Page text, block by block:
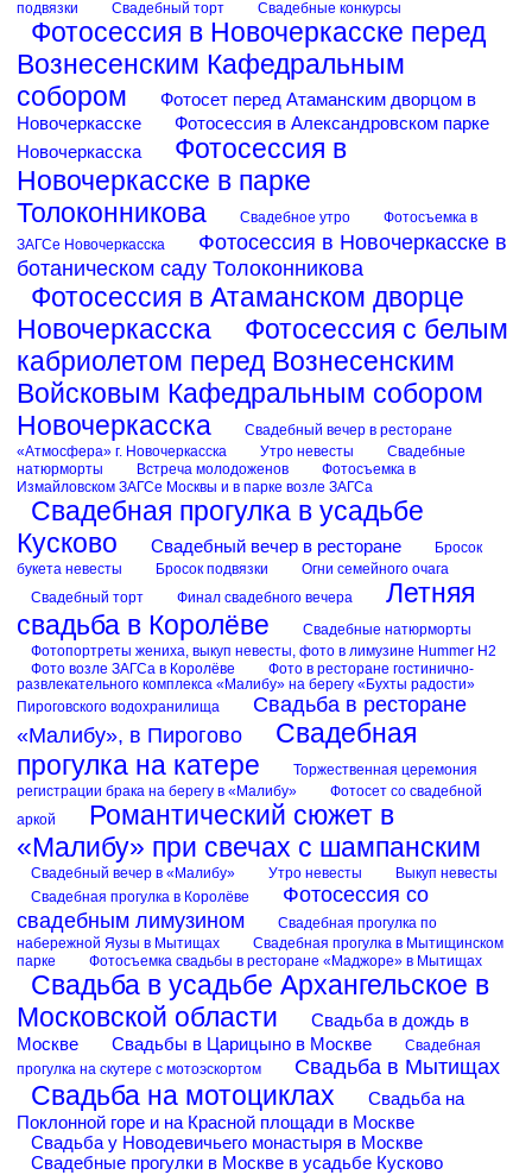
подвязки
Свадебный торт Свадебные конкурсы
Фотосессия в Новочеркасске перед
Вознесенским Кафедральным
собором
Фотосет перед Атаманским дворцом в
Новочеркасске
Фотосессия в Александровском парке
Новочеркасска
Фотосессия в
Новочеркасске в парке
Толоконникова
Свадебное утро
Фотосъемка в
ЗАГСе Новочеркасска
Фотосессия в Новочеркасске в
ботаническом саду Толоконникова
Фотосессия в Атаманском дворце
Новочеркасска
Фотосессия с белым
кабриолетом перед Вознесенским
Войсковым Кафедральным собором
Новочеркасска
Свадебный вечер в ресторане
«Атмосфера» г. Новочеркасска
Утро невесты
Свадебные
натюрморты
Встреча молодоженов
Фотосъемка в
Измайловском ЗАГСе Москвы и в парке возле ЗАГСа
Свадебная прогулка в усадьбе
Кусково
Свадебный вечер в ресторане
Бросок
букета невесты
Бросок подвязки
Огни семейного очага
Свадебный торт
Финал свадебного вечера
Летняя
свадьба в Королёве
Свадебные натюрморты
Фотопортреты жениха, выкуп невесты, фото в лимузине Hummer H2
Фото возле ЗАГСа в Королёве
Фото в ресторане гостинично-
развлекательного комплекса «Малибу» на берегу «Бухты радости»
Пироговского водохранилища
Свадьба в ресторане
«Малибу», в Пирогово
Свадебная
прогулка на катере
Торжественная церемония
регистрации брака на берегу в «Малибу»
Фотосет со свадебной
аркой
Романтический сюжет в
«Малибу» при свечах с шампанским
Свадебный вечер в «Малибу» Утро невесты
Выкуп невесты
Свадебная прогулка в Королёве
Фотосессия со
свадебным лимузином
Свадебная прогулка по
набережной Яузы в Мытищах
Свадебная прогулка в Мытищинском
парке
Фотосъемка свадьбы в ресторане «Маджоре» в Мытищах
Свадьба в усадьбе Архангельское в
Московской области
Свадьба в дождь в
Москве
Свадьбы в Царицыно в Москве
Свадебная
прогулка на скутере с мотоэскортом
Свадьба в Мытищах
Свадьба на мотоциклах
Свадьба на
Поклонной горе и на Красной площади в Москве
Свадьба у Новодевичьего монастыря в Москве
Свадебные прогулки в Москве в усадьбе Кусково